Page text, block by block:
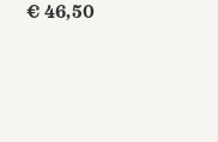
€ 46,50